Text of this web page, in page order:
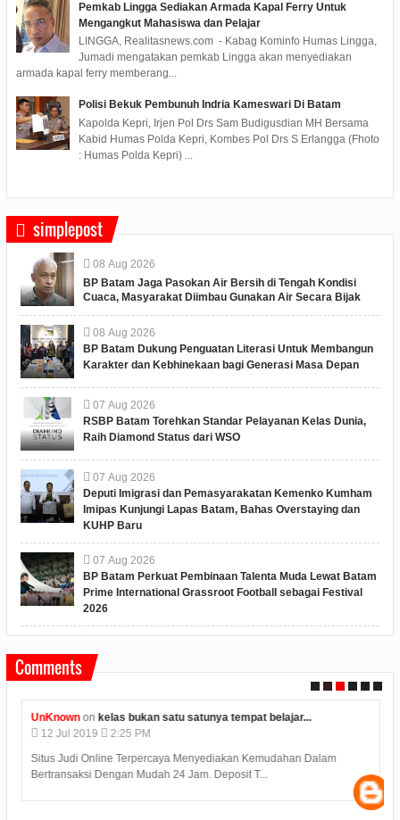
Pemkab Lingga Sediakan Armada Kapal Ferry Untuk
Mengangkut Mahasiswa dan Pelajar
LINGGA, Realitasnews.com - Kabag Kominfo Humas Lingga,
Jumadi mengatakan pemkab Lingga akan menyediakan
armada kapal ferry memberang...
Polisi Bekuk Pembunuh Indria Kameswari Di Batam
Kapolda Kepri, Irjen Pol Drs Sam Budigusdian MH Bersama
Kabid Humas Polda Kepri, Kombes Pol Drs S Erlangga (Fhoto
: Humas Polda Kepri) ...
simplepost
08 Aug 2026
BP Batam Jaga Pasokan Air Bersih di Tengah Kondisi
Cuaca, Masyarakat Diimbau Gunakan Air Secara Bijak
08 Aug 2026
BP Batam Dukung Penguatan Literasi Untuk Membangun
Karakter dan Kebhinekaan bagi Generasi Masa Depan
07 Aug 2026
RSBP Batam Torehkan Standar Pelayanan Kelas Dunia,
Raih Diamond Status dari WSO
07 Aug 2026
Deputi Imigrasi dan Pemasyarakatan Kemenko Kumham
Imipas Kunjungi Lapas Batam, Bahas Overstaying dan
KUHP Baru
07 Aug 2026
BP Batam Perkuat Pembinaan Talenta Muda Lewat Batam
Prime International Grassroot Football sebagai Festival
2026
Comments
UnKnownonkelas bukan satu satunya tempat belajar...
12 Jul 2019
2:25 PM
Situs Judi Online Terpercaya Menyediakan Kemudahan Dalam
Bertransaksi Dengan Mudah 24 Jam. Deposit T...